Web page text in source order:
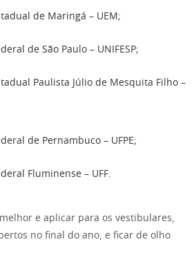
de Maringá – UEM;
de São Paulo – UNIFESP;
Paulista Júlio de Mesquita Filho –
de Pernambuco – UFPE;
Fluminense – UFF.
e aplicar para os vestibulares,
no final do ano, e ficar de olho